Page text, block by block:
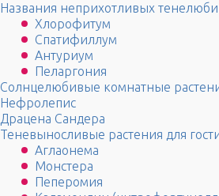
Названия неприхотливых
Хлорофитум
Спатифиллум
Антуриум
Пеларгония
Солнцелюбивые комнатные
Нефролепис
Драцена Сандера
Теневыносливые растения для
Аглаонема
Монстера
Пеперомия